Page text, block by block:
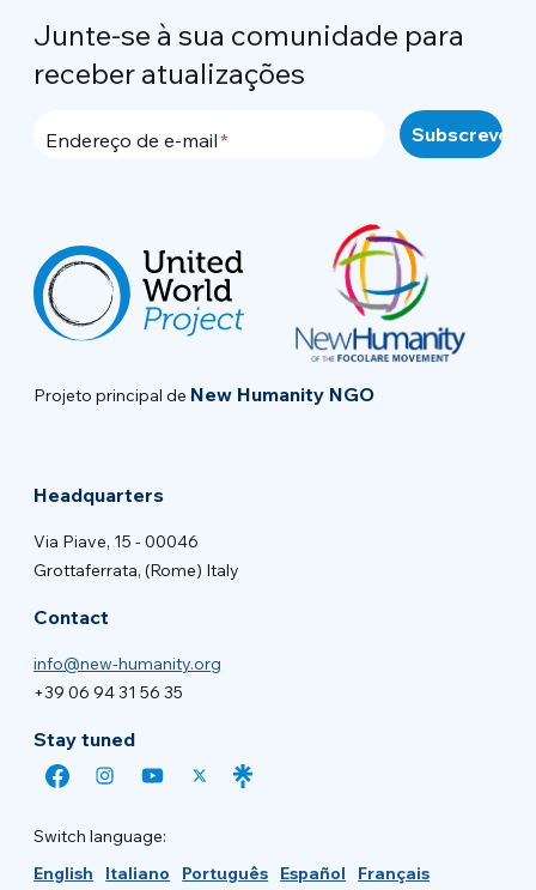
Junte-se à sua comunidade para
receber atualizações
Endereço de e-mail
Projeto principal de New Humanity NGO
Headquarters
Via Piave, 15 - 00046
Grottaferrata, (Rome) Italy
Contact
info@new-humanity.org
+39 06 94 31 56 35
Stay tuned
Switch language:
English
Italiano Português Español Français